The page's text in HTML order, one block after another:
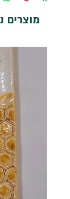
מוצרים